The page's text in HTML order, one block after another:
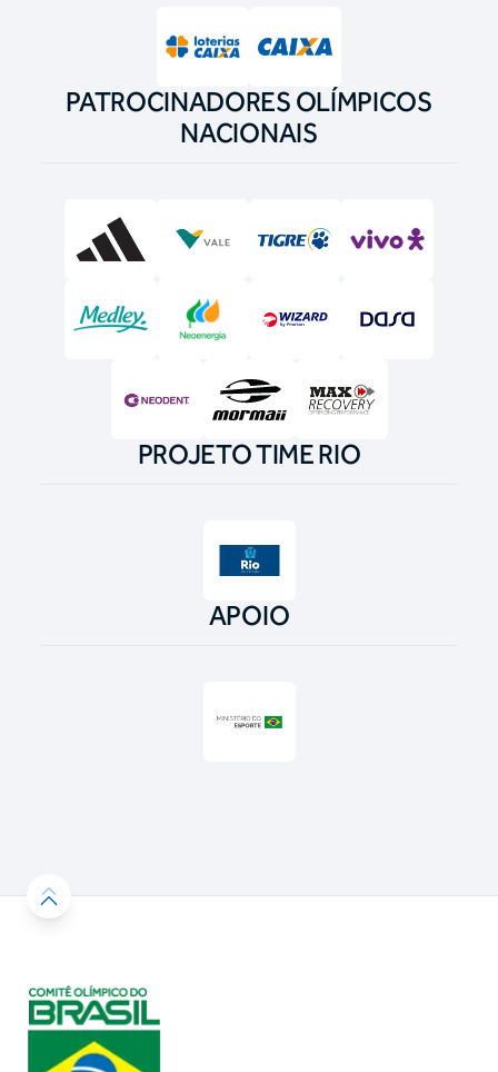
PATROCINADORES OLÍMPICOS
NACIONAIS
PROJETO TIME RIO
APOIO